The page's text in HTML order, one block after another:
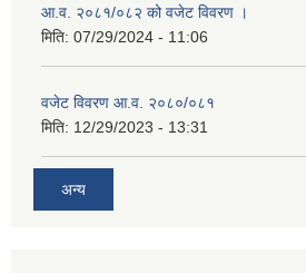
आ.व. २०८१/०८२ को वजेट विवरण ।
मिति: 07/29/2024 - 11:06
वजेट विवरण आ.व. २०८०/०८१
मिति: 12/29/2023 - 13:31
अन्य